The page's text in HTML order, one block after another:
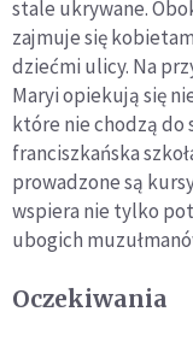
stale ukrywane.
zajmuje się
dziećmi ulicy. Na
Maryi opiekują się
które nie chodzą do
franciszkańska
prowadzone są
wspiera nie tylko
ubogich
Oczekiwania